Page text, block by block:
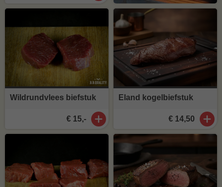
Wildrundvlees biefstuk
€ 15,-
Eland kogelbiefstuk
€ 14,50